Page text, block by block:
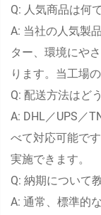
Q: 人気商品は何
A: 当社の人気製
ター、環境にや
ります。当工場
Q: 配送方法はど
A: DHL／UPS／
べて対応可能で
実施できます。
Q: 納期について
A: 通常、標準的